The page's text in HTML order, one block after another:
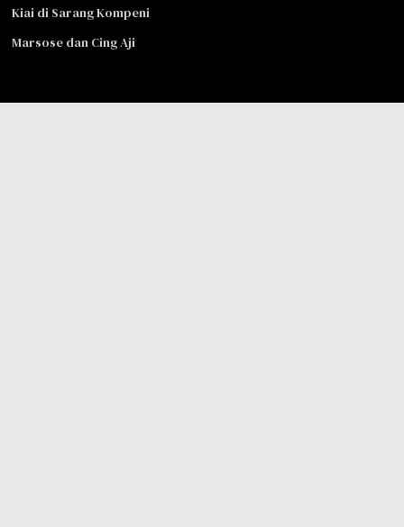
Kiai di Sarang Kompeni
Marsose dan Cing Aji